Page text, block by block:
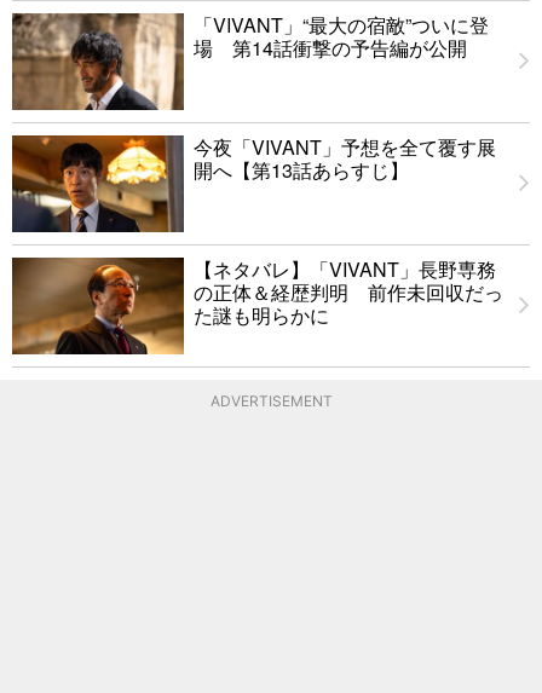
「VIVANT」“最大の宿敵”ついに登
場 第14話衝撃の予告編が公開
今夜「VIVANT」予想を全て覆す展
開へ【第13話あらすじ】
【ネタバレ】「VIVANT」長野専務
の正体＆経歴判明 前作未回収だっ
た謎も明らかに
ADVERTISEMENT